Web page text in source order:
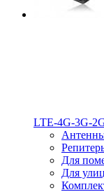
LTE-4G-3G-
Для
Для